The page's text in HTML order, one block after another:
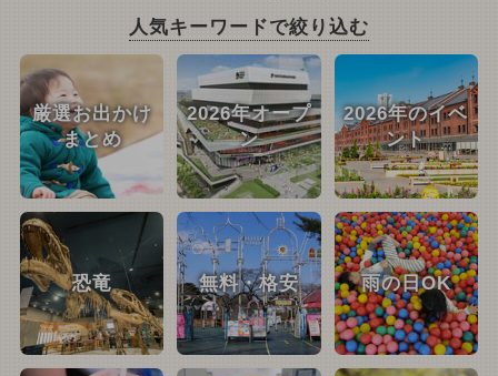
人気キーワードで絞り込む
厳選お出かけ
まとめ
2026年オープ
ン
2026年のイベ
ント
恐竜 無料・格安 雨の日OK